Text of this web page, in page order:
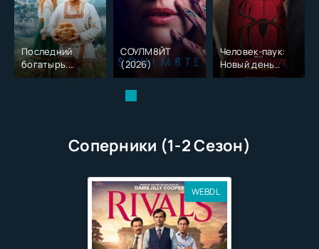
Последний
богатырь.
Колобок (2026)
СОУЛМ8ЙТ
(2026)
Человек-паук:
Новый день
(2026)
Соперники (1-2 Сезон)
WEBDL